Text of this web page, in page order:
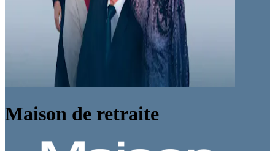
Maison de retraite